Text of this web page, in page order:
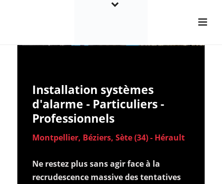
Installation systèmes
d'alarme - Particuliers -
Professionnels
Montpellier, Béziers, Sète (34) - Hérault
Ne restez plus sans agir face à la
recrudescence massive des tentatives